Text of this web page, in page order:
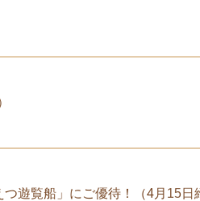
遊覧船」にご優待！（4月15日